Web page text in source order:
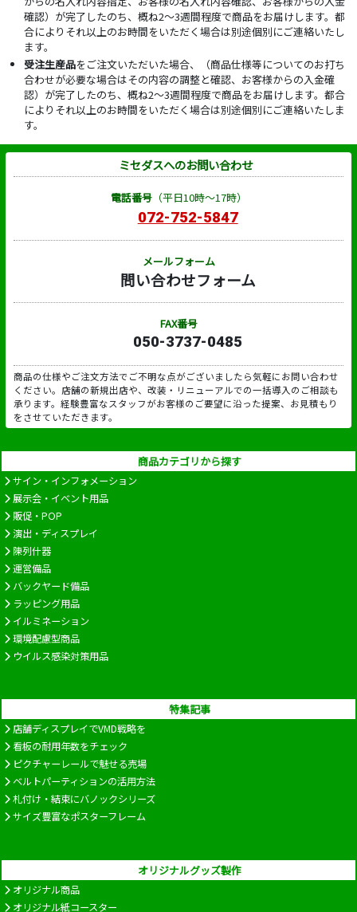
確認）が完了したのち、概ね2～3週間程度で商品をお届けします。都
合によりそれ以上のお時間をいただく場合は別途個別にご連絡いたし
ます。
受注生産品をご注文いただいた場合、（商品仕様等についてのお打ち
合わせが必要な場合はその内容の調整と確認、お客様からの入金確
認）が完了したのち、概ね2～3週間程度で商品をお届けします。都合
によりそれ以上のお時間をいただく場合は別途個別にご連絡いたしま
す。
ミセダスへのお問い合わせ
電話番号（平日10時～17時）
072-752-5847
メールフォーム
問い合わせフォーム
FAX番号
050-3737-0485
商品の仕様やご注文方法でご不明な点がございましたら気軽にお問い合わせ
ください。店舗の新規出店や、改装・リニューアルでの一括導入のご相談も
承ります。経験豊富なスタッフがお客様のご要望に沿った提案、お見積もり
をさせていただきます。
商品カテゴリから探す
サイン・インフォメーション
展示会・イベント用品
販促・POP
演出・ディスプレイ
陳列什器
運営備品
バックヤード備品
ラッピング用品
イルミネーション
環境配慮型商品
ウイルス感染対策用品
特集記事
店舗ディスプレイでVMD戦略を
看板の耐用年数をチェック
ピクチャーレールで魅せる売場
ベルトパーティションの活用方法
札付け・結束にバノックシリーズ
サイズ豊富なポスターフレーム
オリジナルグッズ製作
オリジナル商品
オリジナル紙コースター